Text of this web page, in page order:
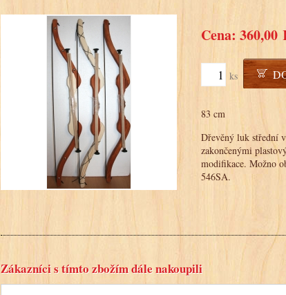
Cena: 360,00
ks
83 cm
Dřevěný luk střední
zakončenými
modifikace. Možno
546SA.
Zákazníci s tímto zbožím dále nakoupili